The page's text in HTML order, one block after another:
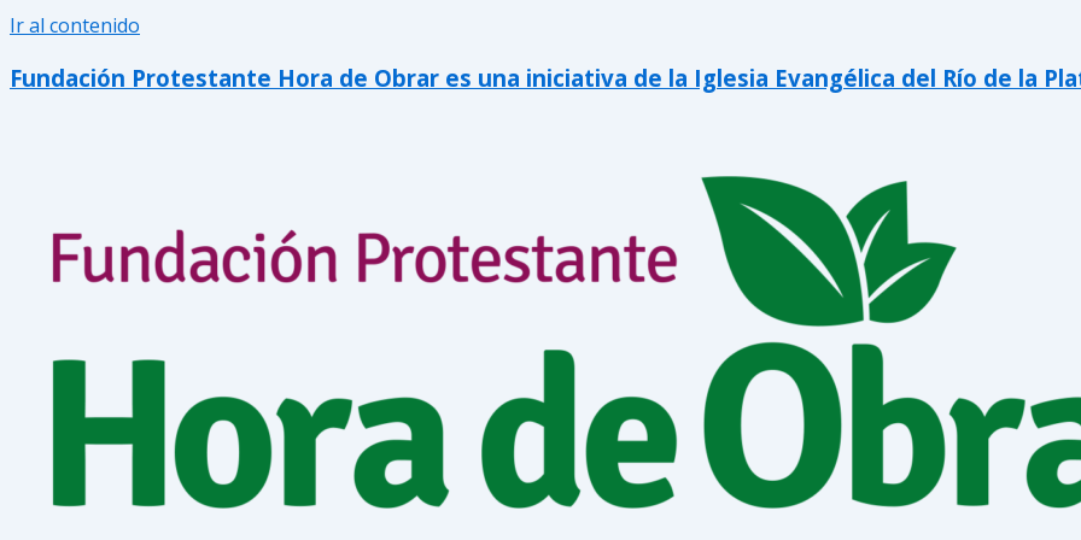
Ir al contenido
Fundación Protestante Hora de Obrar es una iniciativa de la Iglesia Evangélica del Río de la